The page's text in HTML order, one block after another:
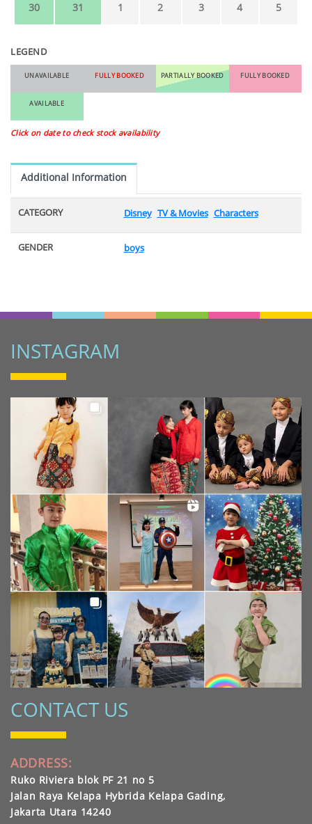
30 31 1 2 3 4 5
LEGEND
UNAVAILABLE FULLY BOOKED PARTIALLY BOOKED FULLY BOOKED
AVAILABLE
Click on date to check stock availability
Additional Information
CATEGORY Disney TV & Movies Characters
GENDER boys
INSTAGRAM
CONTACT US
ADDRESS:
Ruko Riviera blok PF 21 no 5
Jalan Raya Kelapa Hybrida Kelapa Gading,
Jakarta Utara 14240